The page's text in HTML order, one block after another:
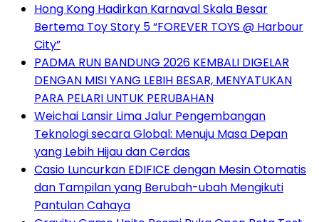
Hong Kong Hadirkan Karnaval Skala Besar
Bertema Toy Story 5 “FOREVER TOYS @ Harbour
City”
PADMA RUN BANDUNG 2026 KEMBALI DIGELAR
DENGAN MISI YANG LEBIH BESAR, MENYATUKAN
PARA PELARI UNTUK PERUBAHAN
Weichai Lansir Lima Jalur Pengembangan
Teknologi secara Global: Menuju Masa Depan
yang Lebih Hijau dan Cerdas
Casio Luncurkan EDIFICE dengan Mesin Otomatis
dan Tampilan yang Berubah-ubah Mengikuti
Pantulan Cahaya